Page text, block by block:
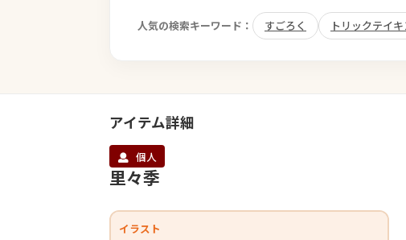
人気の検索キーワード： すごろく トリックテイ
アイテム詳細
個人
里々季
イラスト